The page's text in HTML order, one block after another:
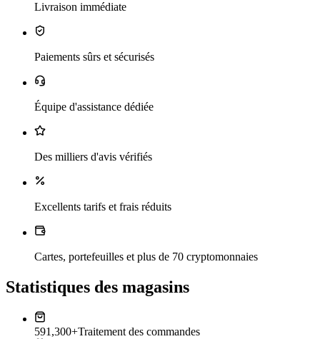
Livraison immédiate
Paiements sûrs et sécurisés
Équipe d'assistance dédiée
Des milliers d'avis vérifiés
Excellents tarifs et frais réduits
Cartes, portefeuilles et plus de 70 cryptomonnaies
Statistiques des magasins
591,300+Traitement des commandes